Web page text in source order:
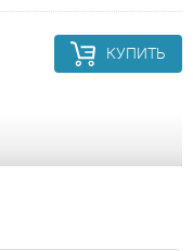
КУПИТЬ